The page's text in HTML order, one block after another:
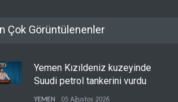
Çok Görüntülenenler
Yemen Kızıldeniz kuzeyinde
Suudi petrol tankerini vurdu
YEMEN 05 Ağustos 2026